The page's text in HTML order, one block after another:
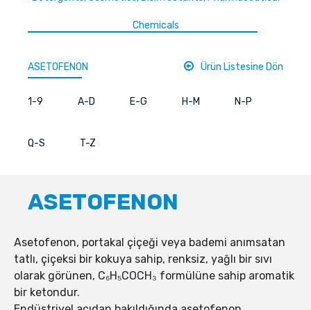
Chemicals
ASETOFENON Ürün Listesine Dön
1-9 A-D E-G H-M N-P
Q-S T-Z
ASETOFENON
Asetofenon, portakal çiçeği veya bademi anımsatan
tatlı, çiçeksi bir kokuya sahip, renksiz, yağlı bir sıvı
olarak görünen, C₆H₅COCH₃ formülüne sahip aromatik
bir ketondur.